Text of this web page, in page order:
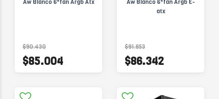
Aw Blanco 6*fan Argb Atx
$90.430
$85.004
Aw Blanco 6*fan Argb E-
atx
$91.853
$86.342